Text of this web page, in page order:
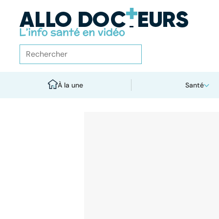
À la une Santé